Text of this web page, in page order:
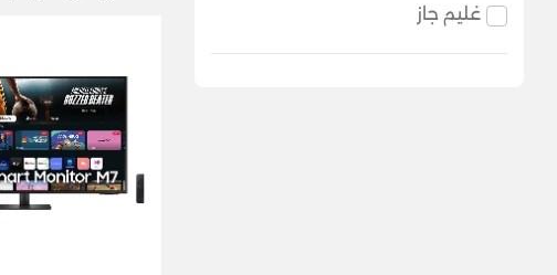
غليم جاز